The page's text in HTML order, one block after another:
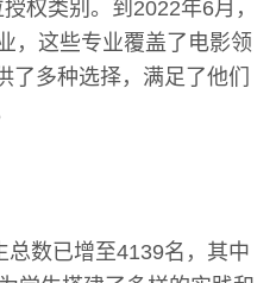
权类别。到2022年6月，
，这些专业覆盖了电影领
多种选择，满足了他们
数已增至4139名，其中